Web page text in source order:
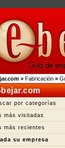
» Fabricación »
por categorías
más visitadas
más recientes
su empresa